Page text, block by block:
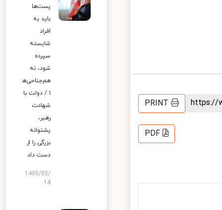
PRINT
PDF
پست‌ها
باید به
افراد
شایسته
سپرده
شود، نه
هم‌جناحی‌ه
ا / دولت با
شهادت
رهبر،
پشتوانه
بزرگی را از
دست داد
1405/05/
14